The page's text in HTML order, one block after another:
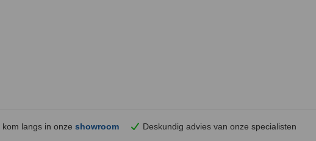
kom langs in onze showroom Deskundig advies van onze specialisten